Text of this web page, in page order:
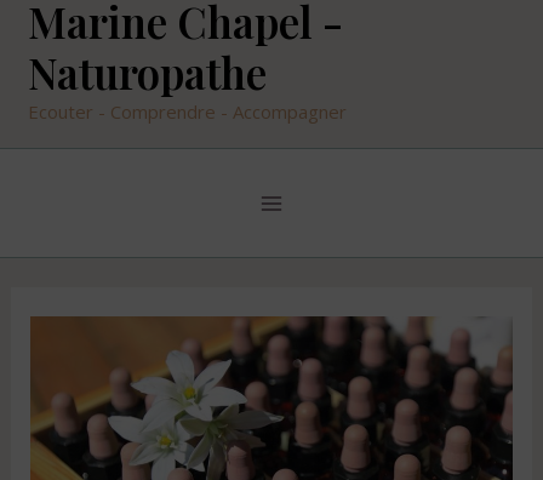
Marine Chapel -
Naturopathe
Ecouter - Comprendre - Accompagner